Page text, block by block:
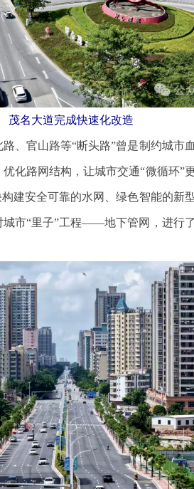
茂名大道完成快速化改造
、官山路等“断头路”曾是制约城市
化路网结构，让城市交通“微循环”
建安全可靠的水网、绿色智能的新
市“里子”工程——地下管网，进行